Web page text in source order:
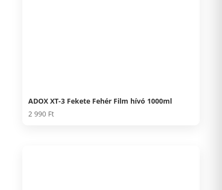
ADOX XT-3 Fekete Fehér Film hívó 1000ml
2 990 Ft